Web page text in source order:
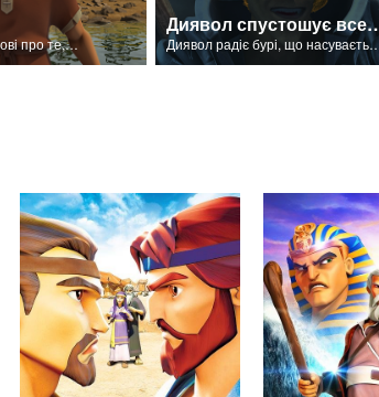
Петро розповідає Крісові про те, що чудеса Ісуса - від Бога.
Диявол
Диявол радіє бурі, що